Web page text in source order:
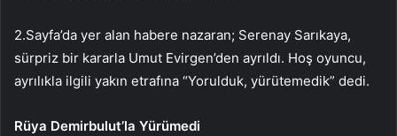
2.Sayfa’da yer alan habere nazaran; Serenay Sarıkaya,
sürpriz bir kararla Umut Evirgen’den ayrıldı. Hoş oyuncu,
ayrılıkla ilgili yakın etrafına “Yorulduk, yürütemedik” dedi.
Rüya Demirbulut’la Yürümedi